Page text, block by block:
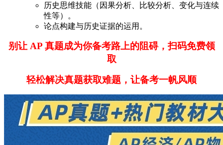
历史思维技能（因果分析、比较分析、变化与连续
性等）。
论点构建与历史证据的运用。
别让 AP 真题成为你备考路上的阻碍，扫码免费领
取
轻松解决真题获取难题，让备考一帆风顺